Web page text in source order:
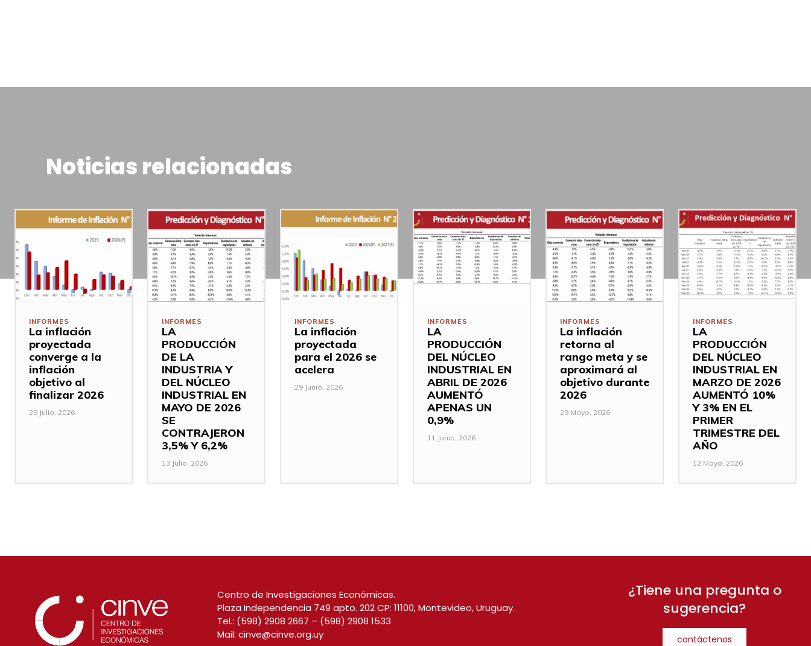
Noticias relacionadas
INFORMES
La inflación
proyectada
converge a la
inflación
objetivo al
finalizar 2026
28 Julio, 2026
INFORMES
LA
PRODUCCIÓN
DE LA
INDUSTRIA Y
DEL NÚCLEO
INDUSTRIAL EN
MAYO DE 2026
SE
CONTRAJERON
3,5% Y 6,2%
13 Julio, 2026
INFORMES
La inflación
proyectada
para el 2026 se
acelera
29 Junio, 2026
INFORMES
LA
PRODUCCIÓN
DEL NÚCLEO
INDUSTRIAL EN
ABRIL DE 2026
AUMENTÓ
APENAS UN
0,9%
11 Junio, 2026
INFORMES
La inflación
retorna al
rango meta y se
aproximará al
objetivo durante
2026
29 Mayo, 2026
INFORMES
LA
PRODUCCIÓN
DEL NÚCLEO
INDUSTRIAL EN
MARZO DE 2026
AUMENTÓ 10%
Y 3% EN EL
PRIMER
TRIMESTRE DEL
AÑO
12 Mayo, 2026
Centro de Investigaciones Económicas.
Plaza Independencia 749 apto. 202 CP: 11100, Montevideo, Uruguay.
Tel.: (598) 2908 2667 – (598) 2908 1533
Mail: cinve@cinve.org.uy
¿Tiene una pregunta o
sugerencia?
contáctenos